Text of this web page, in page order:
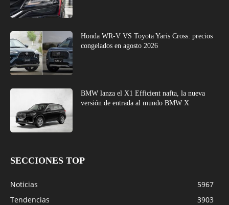
Honda WR-V VS Toyota Yaris Cross: precios
congelados en agosto 2026
BMW lanza el X1 Efficient nafta, la nueva
versión de entrada al mundo BMW X
SECCIONES TOP
Noticias
5967
Tendencias
3903